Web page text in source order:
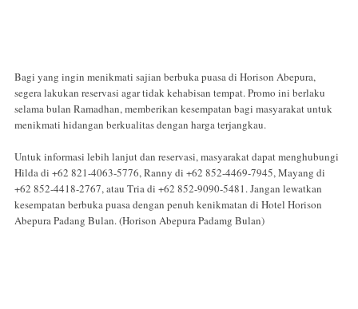
Bagi yang ingin menikmati sajian berbuka puasa di Horison Abepura,
segera lakukan reservasi agar tidak kehabisan tempat. Promo ini berlaku
selama bulan Ramadhan, memberikan kesempatan bagi masyarakat untuk
menikmati hidangan berkualitas dengan harga terjangkau.
Untuk informasi lebih lanjut dan reservasi, masyarakat dapat menghubungi
Hilda di +62 821-4063-5776, Ranny di +62 852-4469-7945, Mayang di
+62 852-4418-2767, atau Tria di +62 852-9090-5481. Jangan lewatkan
kesempatan berbuka puasa dengan penuh kenikmatan di Hotel Horison
Abepura Padang Bulan. (Horison Abepura Padamg Bulan)